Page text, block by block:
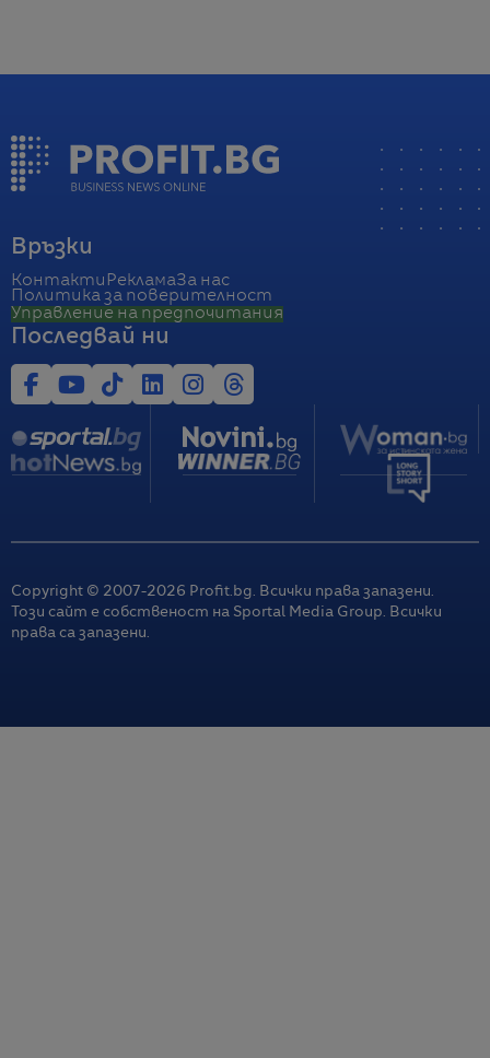
Връзки
Контакти РекламаЗа нас
Политика за поверителност
Управление на предпочитания
Последвай ни
Copyright © 2007-2026 Profit.bg. Всички права запазени.
Този сайт е собственост на Sportal Media Group. Всички
права са запазени.